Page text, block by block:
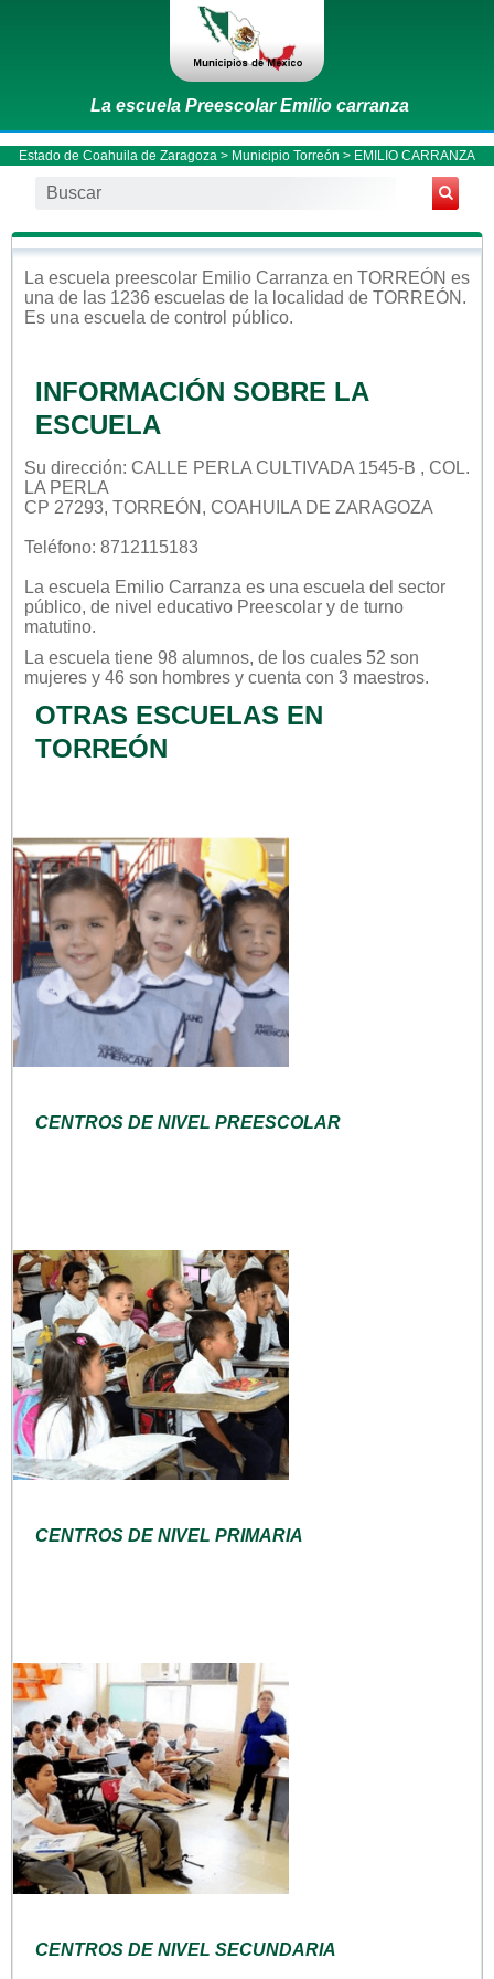
La escuela Preescolar Emilio carranza
Estado de Coahuila de Zaragoza > Municipio Torreón > EMILIO CARRANZA
La escuela preescolar Emilio Carranza en TORREÓN es
una de las 1236 escuelas de la localidad de TORREÓN .
Es una escuela de control público.
INFORMACIÓN SOBRE LA
ESCUELA
Su dirección: CALLE PERLA CULTIVADA 1545-B , COL.
LA PERLA
CP 27293, TORREÓN, COAHUILA DE ZARAGOZA
Teléfono: 8712115183
La escuela Emilio Carranza es una escuela del sector
público, de nivel educativo Preescolar y de turno
matutino.
La escuela tiene 98 alumnos, de los cuales 52 son
mujeres y 46 son hombres y cuenta con 3 maestros.
OTRAS ESCUELAS EN
TORREÓN
CENTROS DE NIVEL PREESCOLAR
CENTROS DE NIVEL PRIMARIA
CENTROS DE NIVEL SECUNDARIA